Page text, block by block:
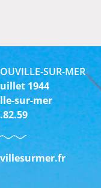
SUR-MER
1944
sur-mer